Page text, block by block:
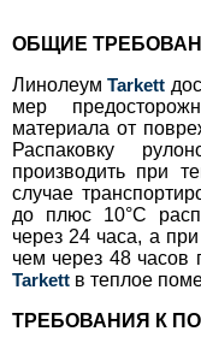
ОБЩИЕ
ЛинолеумTarkett
мер
материала от
Распаковку
производить при
случае
до плюс 10°С
через 24 часа, а
чем через 48 часов
Tarkett в теплое
ТРЕБОВАНИЯ К